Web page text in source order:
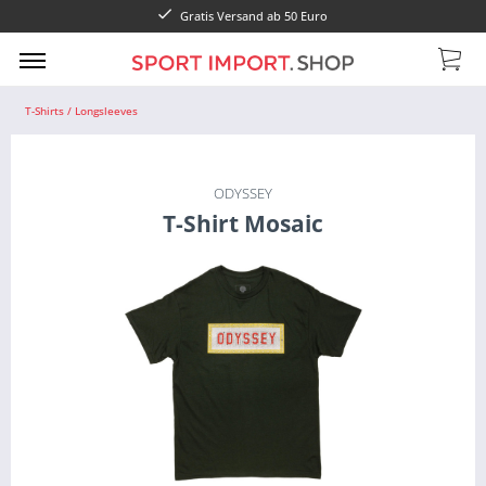
Gratis Versand ab 50 Euro
T-Shirts / Longsleeves
ODYSSEY
T-Shirt Mosaic